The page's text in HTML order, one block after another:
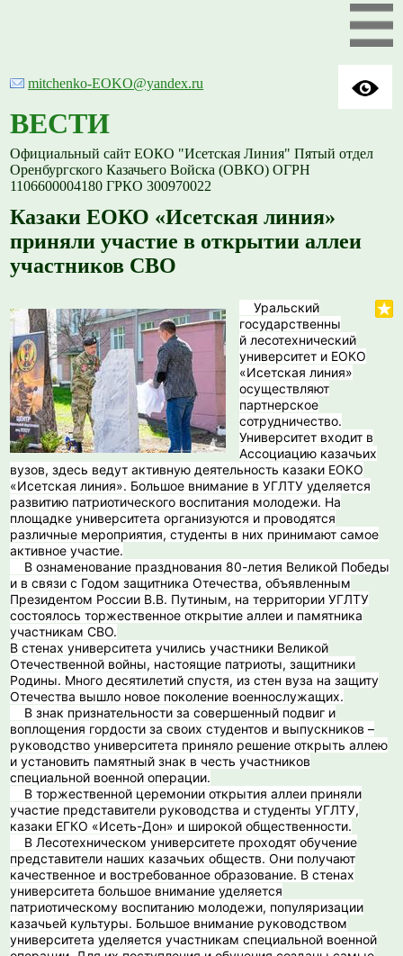
mitchenko-EOKO@yandex.ru
ВЕСТИ
Официальный сайт ЕОКО "Исетская Линия" Пятый отдел
Оренбургского Казачьего Войска (ОВКО) ОГРН
1106600004180 ГРКО 300970022
Казаки ЕОКО «Исетская линия»
приняли участие в открытии аллеи
участников СВО
Уральский
государственны
й лесотехнический
университет и ЕОКО
«Исетская линия»
осуществляют
партнерское
сотрудничество.
Университет входит в
Ассоциацию казачьих
вузов, здесь ведут активную деятельность казаки ЕОКО
«Исетская линия». Большое внимание в УГЛТУ уделяется
развитию патриотического воспитания молодежи. На
площадке университета организуются и проводятся
различные мероприятия, студенты в них принимают самое
активное участие.
В ознаменование празднования 80-летия Великой Победы
и в связи с Годом защитника Отечества, объявленным
Президентом России В.В. Путиным, на территории УГЛТУ
состоялось торжественное открытие аллеи и памятника
участникам СВО.
В стенах университета учились участники Великой
Отечественной войны, настоящие патриоты, защитники
Родины. Много десятилетий спустя, из стен вуза на защиту
Отечества вышло новое поколение военнослужащих.
В знак признательности за совершенный подвиг и
воплощения гордости за своих студентов и выпускников –
руководство университета приняло решение открыть аллею
и установить памятный знак в честь участников
специальной военной операции.
В торжественной церемонии открытия аллеи приняли
участие представители руководства и студенты УГЛТУ,
казаки ЕГКО «Исеть-Дон» и широкой общественности.
️ В Лесотехническом университете проходят обучение
представители наших казачьих обществ. Они получают
качественное и востребованное образование. В стенах
университета большое внимание уделяется
патриотическому воспитанию молодежи, популяризации
казачьей культуры. Большое внимание руководством
университета уделяется участникам специальной военной